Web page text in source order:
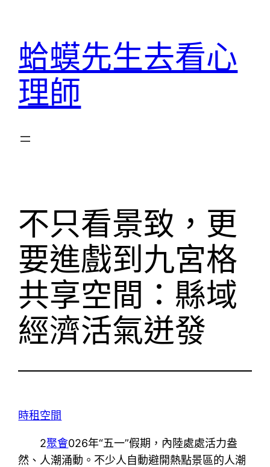
蛤蟆先生去看心
理師
不只看景致，更
要進戲到九宮格
共享空間：縣域
經濟活氣迸發
時租空間
2聚會026年“五一”假期，內陸處處活力盎
然、人潮涌動。不少人自動避開熱點景區的人潮